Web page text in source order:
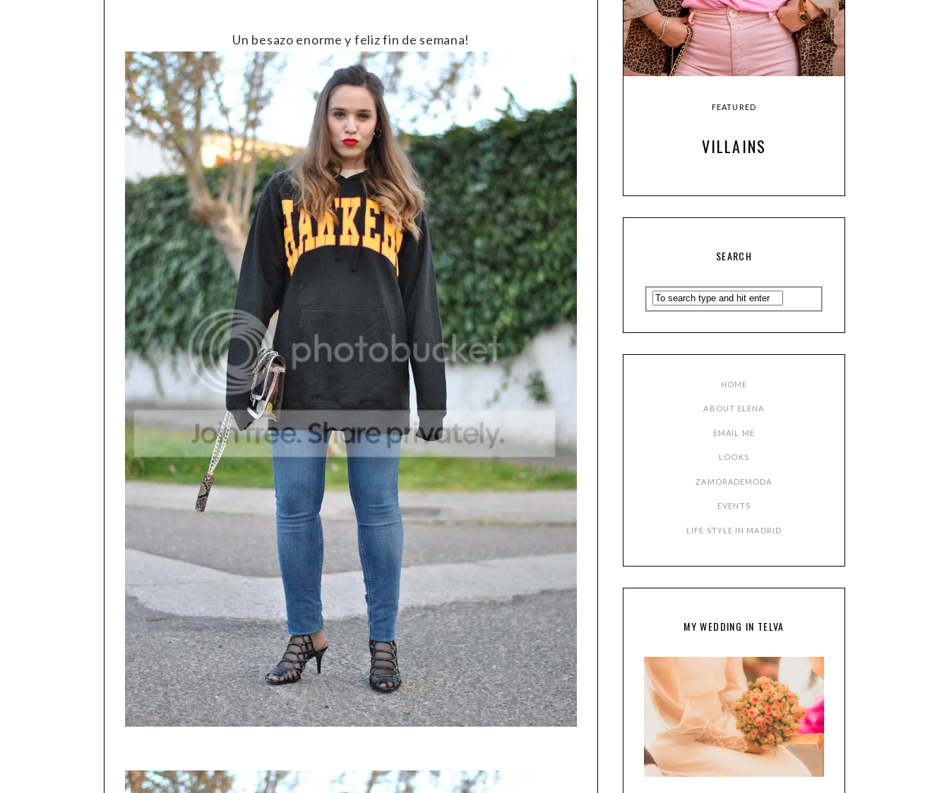
Un besazo enorme y feliz fin de semana!
FEATURED
VILLAINS
SEARCH
HOME
ABOUT ELENA
EMAIL ME
LOOKS
ZAMORADEMODA
EVENTS
LIFE STYLE IN MADRID
MY WEDDING IN TELVA